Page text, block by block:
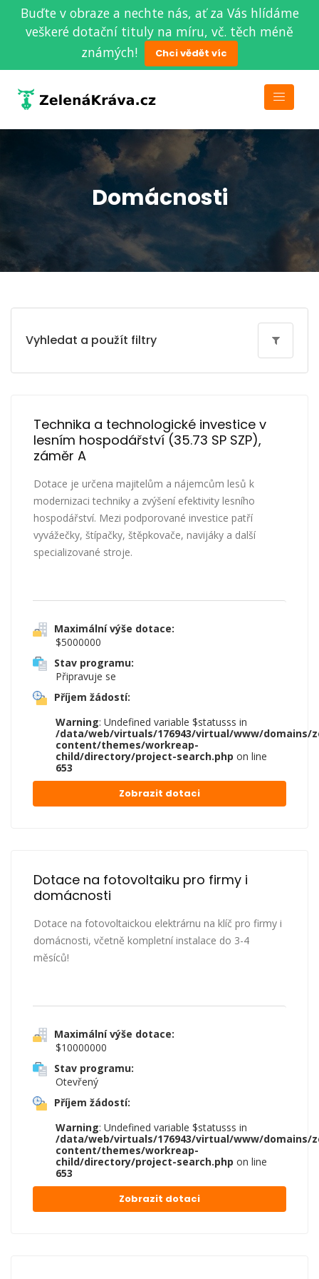
Buďte v obraze a nechte nás, ať za Vás hlídáme
veškeré dotační tituly na míru, vč. těch méně
známých!
Chci vědět víc
Domácnosti
Vyhledat a použít filtry
Technika a technologické investice v
lesním hospodářství (35.73 SP SZP),
záměr A
Dotace je určena majitelům a nájemcům lesů k
modernizaci techniky a zvýšení efektivity lesního
hospodářství. Mezi podporované investice patří
vyvážečky, štípačky, štěpkovače, navijáky a další
specializované stroje.
Maximální výše dotace:
$5000000
Stav programu:
Připravuje se
Příjem žádostí:
Warning: Undefined variable $statusss in
/data/web/virtuals/176943/virtual/www/domains/
content/themes/workreap-
child/directory/project-search.php on line
653
Zobrazit dotaci
Dotace na fotovoltaiku pro firmy i
domácnosti
Dotace na fotovoltaickou elektrárnu na klíč pro firmy i
domácnosti, včetně kompletní instalace do 3-4
měsíců!
Maximální výše dotace:
$10000000
Stav programu:
Otevřený
Příjem žádostí:
Warning: Undefined variable $statusss in
/data/web/virtuals/176943/virtual/www/domains/
content/themes/workreap-
child/directory/project-search.php on line
653
Zobrazit dotaci